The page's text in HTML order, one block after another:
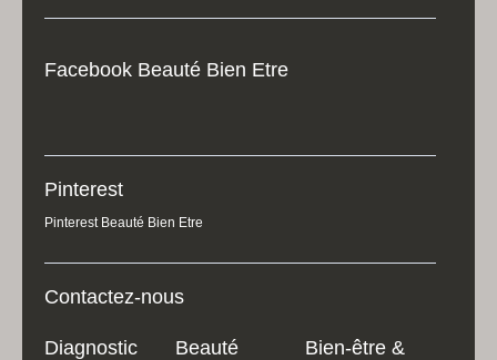
Facebook Beauté Bien Etre
Pinterest
Pinterest Beauté Bien Etre
Contactez-nous
Diagnostic Beauté
Bien-être &